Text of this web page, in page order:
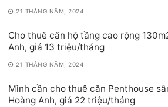
21 THÁNG NĂM, 2024
Cho thuê căn hộ tầng cao rộng
Anh, giá 13 triệu/tháng
21 THÁNG NĂM, 2024
Mình cần cho thuê căn Penthouse
Hoàng Anh, giá 22 triệu/tháng